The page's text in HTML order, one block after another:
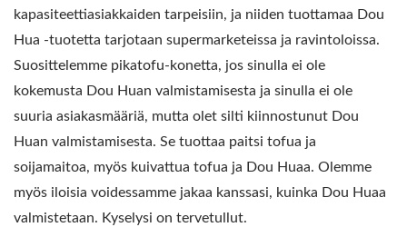
kapasiteettiasiakkaiden tarpeisiin, ja niiden tuottamaa Dou
Hua -tuotetta tarjotaan supermarketeissa ja ravintoloissa.
Suosittelemme pikatofu-konetta, jos sinulla ei ole
kokemusta Dou Huan valmistamisesta ja sinulla ei ole
suuria asiakasmääriä, mutta olet silti kiinnostunut Dou
Huan valmistamisesta. Se tuottaa paitsi tofua ja
soijamaitoa, myös kuivattua tofua ja Dou Huaa. Olemme
myös iloisia voidessamme jakaa kanssasi, kuinka Dou Huaa
valmistetaan. Kyselysi on tervetullut.